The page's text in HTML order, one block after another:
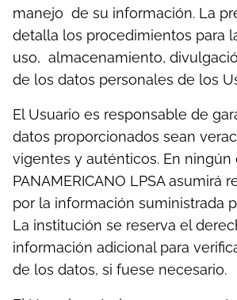
manejo de su información. La
detalla los procedimientos para
uso, almacenamiento,
de los datos personales de los
El Usuario es responsable de
datos proporcionados sean
vigentes y auténticos. En ningún
PANAMERICANO LPSA asumirá
por la información suministrada
La institución se reserva el
información adicional para
de los datos, si fuese necesario.